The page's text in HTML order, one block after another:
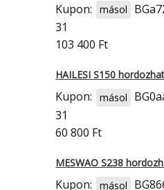
Kupon: másol
31
103 400 Ft
HAILESI S150
Kupon: másol
31
60 800 Ft
MESWAO S238
Kupon: másol